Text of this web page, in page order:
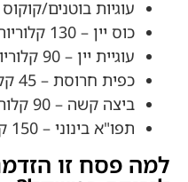
עוגיות בוטנים/קוקוס 130-150 קלוריות
כוס יין – 130 קלוריות
עוגיית יין – 90 קלוריות
כפית חרוסת – 45 קלוריות
ביצה קשה – 90 קלוריות
תפו"א בינוני – 150 קלוריות
למה פסח זו